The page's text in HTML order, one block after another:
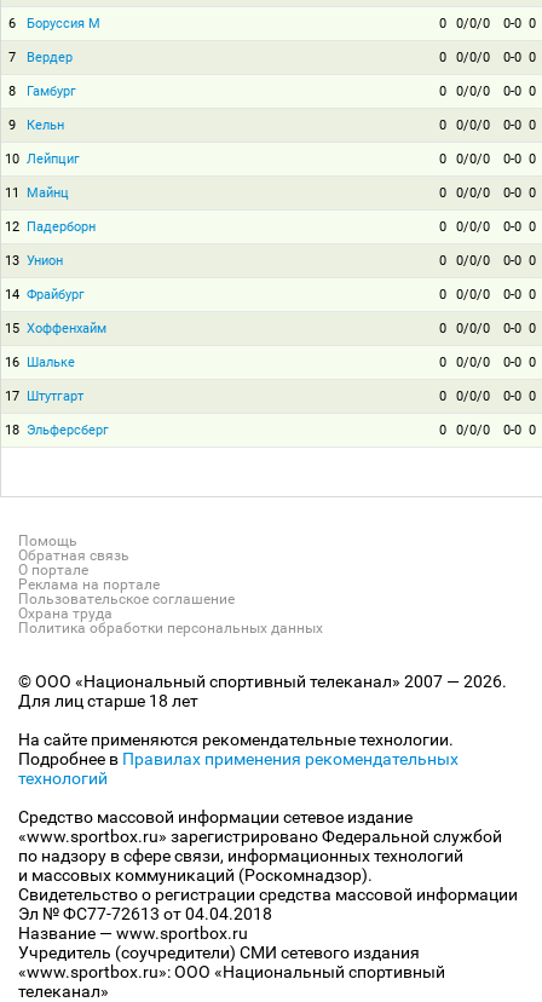
6 Боруссия М 0 0/0/0 0-0 0
7 Вердер 0 0/0/0 0-0 0
8 Гамбург 0 0/0/0 0-0 0
9 Кельн 0 0/0/0 0-0 0
10 Лейпциг 0 0/0/0 0-0 0
11 Майнц 0 0/0/0 0-0 0
12 Падерборн 0 0/0/0 0-0 0
13 Унион 0 0/0/0 0-0 0
14 Фрайбург 0 0/0/0 0-0 0
15 Хоффенхайм 0 0/0/0 0-0 0
16 Шальке 0 0/0/0 0-0 0
17 Штутгарт 0 0/0/0 0-0 0
18 Эльферсберг 0 0/0/0 0-0 0
Помощь
Обратная связь
О портале
Реклама на портале
Пользовательское соглашение
Охрана труда
Политика обработки персональных данных
© ООО «Национальный спортивный телеканал» 2007 — 2026.
Для лиц старше 18 лет
На сайте применяются рекомендательные технологии.
Подробнее в Правилах применения рекомендательных
технологий
Средство массовой информации сетевое издание
«www.sportbox.ru» зарегистрировано Федеральной службой
по надзору в сфере связи, информационных технологий
и массовых коммуникаций (Роскомнадзор).
Свидетельство о регистрации средства массовой информации
Эл № ФС77-72613 от 04.04.2018
Название — www.sportbox.ru
Учредитель (соучредители) СМИ сетевого издания
«www.sportbox.ru»: ООО «Национальный спортивный
телеканал»